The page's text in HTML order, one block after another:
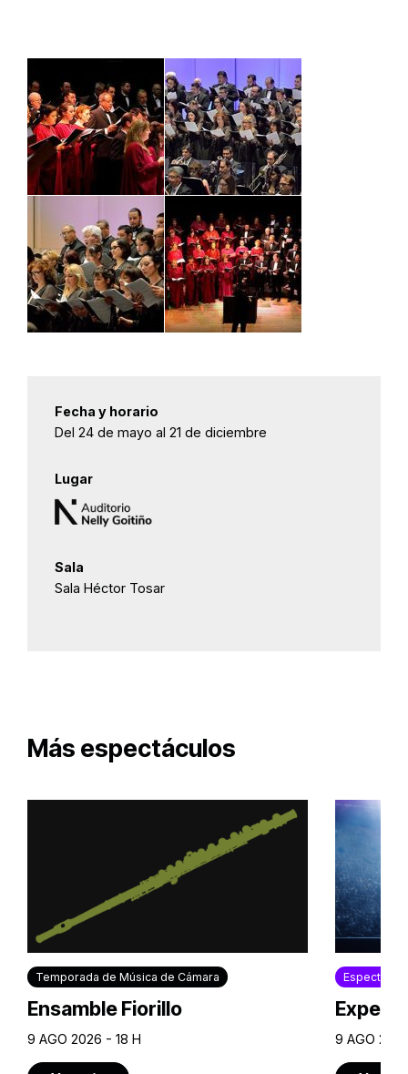
Fecha y horario
Del 24 de mayo al 21 de diciembre
Lugar
Sala
Sala Héctor Tosar
Más espectáculos
Temporada de Música de Cámara
Ensamble Fiorillo
9 AGO 2026 - 18 H 9 AGO